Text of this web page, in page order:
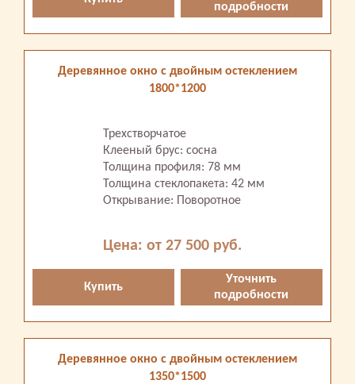
подробности
Деревянное окно с двойным остеклением
1800*1200
Трехстворчатое
Клееный брус: сосна
Толщина профиля: 78 мм
Толщина стеклопакета: 42 мм
Открывание: Поворотное
Цена: от 27 500 руб.
Купить
Уточнить
подробности
Деревянное окно с двойным остеклением
1350*1500